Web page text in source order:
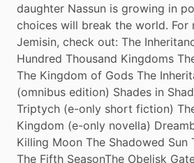
daughter Nassun is growing in
choices will break the world. For
Jemisin, check out: The
Hundred Thousand Kingdoms
The Kingdom of Gods The
(omnibus edition) Shades in
Triptych (e-only short fiction)
Kingdom (e-only novella)
Killing Moon The Shadowed Sun
The Fifth SeasonThe Obelisk